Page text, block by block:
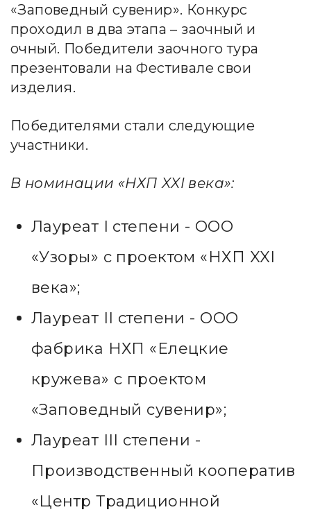
«Заповедный сувенир». Конкурс
проходил в два этапа – заочный и
очный. Победители заочного тура
презентовали на Фестивале свои
изделия.
Победителями стали следующие
участники.
В номинации «НХП XXI века»:
Лауреат I степени - ООО
«Узоры» с проектом «НХП XXI
века»;
Лауреат II степени - ООО
фабрика НХП «Елецкие
кружева» с проектом
«Заповедный сувенир»;
Лауреат III степени -
Производственный кооператив
«Центр Традиционной